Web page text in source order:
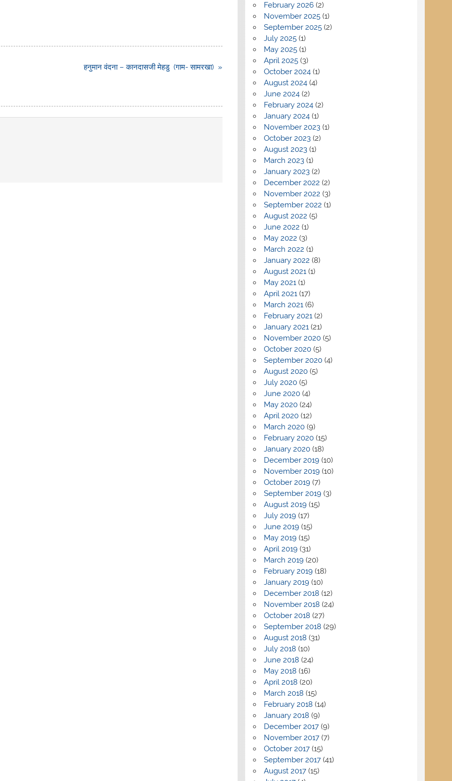
हनुमान वंदना – कानदासजी मेहडु (गाम- सामरखा) »
February 2026(2)
November 2025(1)
September 2025(2)
July 2025(1)
May 2025(1)
April 2025(3)
October 2024(1)
August 2024(4)
June 2024(2)
February 2024(2)
January 2024(1)
November 2023(1)
October 2023(2)
August 2023(1)
March 2023(1)
January 2023(2)
December 2022 (2)
November 2022 (3)
September 2022 (1)
August 2022 (5)
June 2022 (1)
May 2022 (3)
March 2022 (1)
January 2022 (8)
August 2021(1)
May 2021(1)
April 2021(17)
March 2021(6)
February 2021(2)
January 2021(21)
November 2020(5)
October 2020(5)
September 2020(4)
August 2020(5)
July 2020(5)
June 2020(4)
May 2020(24)
April 2020(12)
March 2020(9)
February 2020(15)
January 2020(18)
December 2019(10)
November 2019(10)
October 2019(7)
September 2019(3)
August 2019(15)
July 2019(17)
June 2019(15)
May 2019(15)
April 2019(31)
March 2019(20)
February 2019(18)
January 2019(10)
December 2018 (12)
November 2018 (24)
October 2018 (27)
September 2018 (29)
August 2018 (31)
July 2018 (10)
June 2018 (24)
May 2018 (16)
April 2018 (20)
March 2018 (15)
February 2018 (14)
January 2018 (9)
December 2017(9)
November 2017(7)
October 2017(15)
September 2017(41)
August 2017(15)